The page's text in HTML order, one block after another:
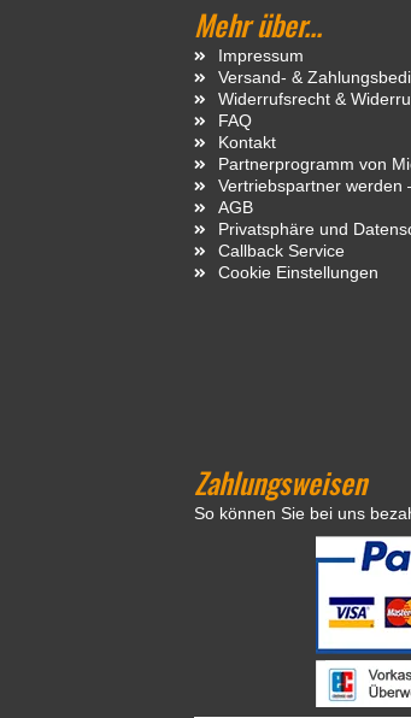
Mehr über...
Impressum
Versand- &
Widerrufsrecht &
FAQ
Kontakt
Partnerprogramm von
Vertriebspartner werden
AGB
Privatsphäre und
Callback Service
Cookie Einstellungen
Zahlungsweisen
So können Sie bei uns